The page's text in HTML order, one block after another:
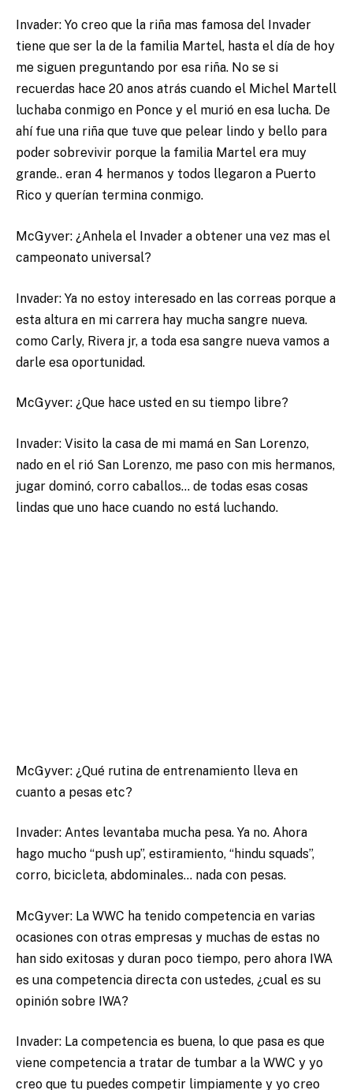
Invader: Yo creo que la riña mas famosa del Invader
tiene que ser la de la familia Martel, hasta el día de hoy
me siguen preguntando por esa riña. No se si
recuerdas hace 20 anos atrás cuando el Michel Martell
luchaba conmigo en Ponce y el murió en esa lucha. De
ahí fue una riña que tuve que pelear lindo y bello para
poder sobrevivir porque la familia Martel era muy
grande.. eran 4 hermanos y todos llegaron a Puerto
Rico y querían termina conmigo.
McGyver: ¿Anhela el Invader a obtener una vez mas el
campeonato universal?
Invader: Ya no estoy interesado en las correas porque a
esta altura en mi carrera hay mucha sangre nueva.
como Carly, Rivera jr, a toda esa sangre nueva vamos a
darle esa oportunidad.
McGyver: ¿Que hace usted en su tiempo libre?
Invader: Visito la casa de mi mamá en San Lorenzo,
nado en el rió San Lorenzo, me paso con mis hermanos,
jugar dominó, corro caballos… de todas esas cosas
lindas que uno hace cuando no está luchando.
McGyver: ¿Qué rutina de entrenamiento lleva en
cuanto a pesas etc?
Invader: Antes levantaba mucha pesa. Ya no. Ahora
hago mucho “push up”, estiramiento, “hindu squads”,
corro, bicicleta, abdominales… nada con pesas.
McGyver: La WWC ha tenido competencia en varias
ocasiones con otras empresas y muchas de estas no
han sido exitosas y duran poco tiempo, pero ahora IWA
es una competencia directa con ustedes, ¿cual es su
opinión sobre IWA?
Invader: La competencia es buena, lo que pasa es que
viene competencia a tratar de tumbar a la WWC y yo
creo que tu puedes competir limpiamente y yo creo